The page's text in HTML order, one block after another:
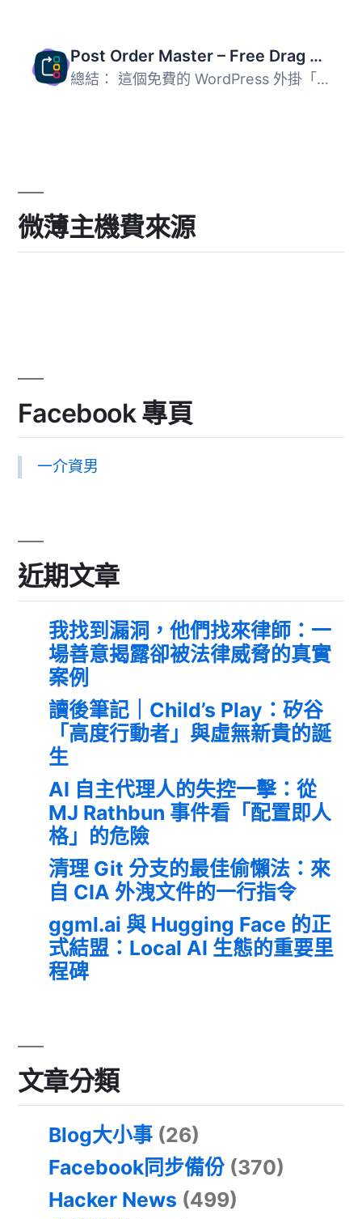
Post Order Master – Free Drag & Drop Hierarchy Manager
總結： 這個免費的 WordPress 外掛「Post Order Master」讓你...
微薄主機費來源
Facebook 專頁
一介資男
近期文章
我找到漏洞，他們找來律師：一
場善意揭露卻被法律威脅的真實
案例
讀後筆記｜Child’s Play：矽谷
「高度行動者」與虛無新貴的誕
生
AI 自主代理人的失控一擊：從
MJ Rathbun 事件看「配置即人
格」的危險
清理 Git 分支的最佳偷懶法：來
自 CIA 外洩文件的一行指令
ggml.ai 與 Hugging Face 的正
式結盟：Local AI 生態的重要里
程碑
文章分類
Blog大小事 (26)
Facebook同步備份 (370)
Hacker News (499)